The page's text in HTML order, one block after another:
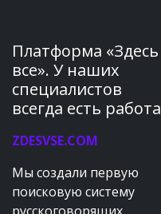
Платформа «Здесь
все». У наших
специалистов
всегда есть работа
ZDESVSE.COM
Мы создали первую
поисковую систему